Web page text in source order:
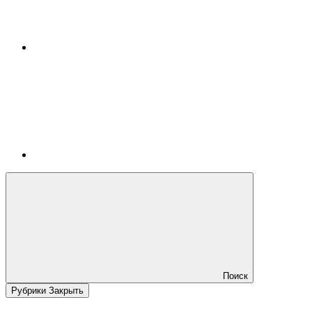
Поиск
Рубрики Закрыть